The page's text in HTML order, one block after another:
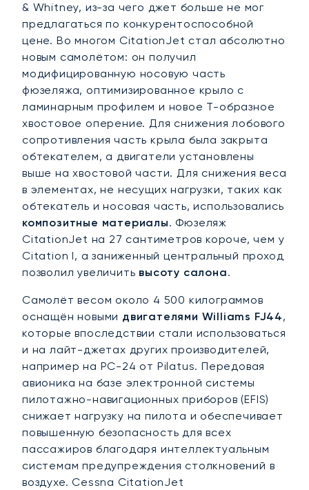
& Whitney, из-за чего джет больше не мог
предлагаться по конкурентоспособной
цене. Во многом CitationJet стал абсолютно
новым самолётом: он получил
модифицированную носовую часть
фюзеляжа, оптимизированное крыло с
ламинарным профилем и новое Т-образное
хвостовое оперение. Для снижения лобового
сопротивления часть крыла была закрыта
обтекателем, а двигатели установлены
выше на хвостовой части. Для снижения веса
в элементах, не несущих нагрузки, таких как
обтекатель и носовая часть, использовались
композитные материалы. Фюзеляж
CitationJet на 27 сантиметров короче, чем у
Citation I, а заниженный центральный проход
позволил увеличить высоту салона.
Самолёт весом около 4 500 килограммов
оснащён новыми двигателями Williams FJ44,
которые впоследствии стали использоваться
и на лайт-джетах других производителей,
например на PC-24 от Pilatus. Передовая
авионика на базе электронной системы
пилотажно-навигационных приборов (EFIS)
снижает нагрузку на пилота и обеспечивает
повышенную безопасность для всех
пассажиров благодаря интеллектуальным
системам предупреждения столкновений в
воздухе. Cessna CitationJet